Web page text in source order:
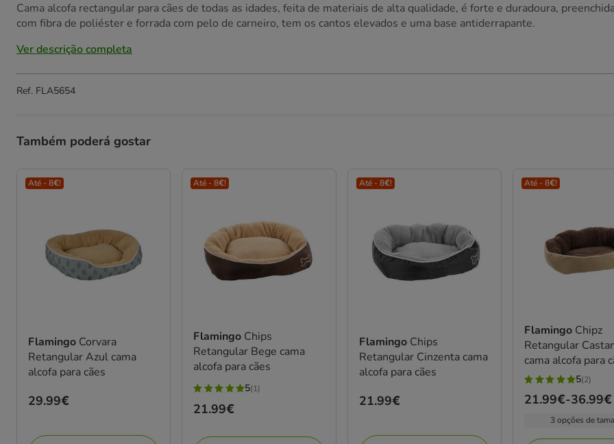
Cama alcofa rectangular para cães de todas as idades, feita de materiais de alta qualidade, é forte e duradoura,
com fibra de poliéster e forrada com pelo de carneiro, tem os cantos elevados e uma base antiderrapante.
Ver descrição completa
Ref. FLA5654
Também poderá gostar
Até - 8€!
Flamingo Corvara
Retangular Azul cama
alcofa para cães
Preço
29.99€
Até - 8€!
Flamingo Chips
Retangular Bege cama
alcofa para cães
5
estrelas
5(1)
Preço
21.99€
Até - 8€!
Flamingo Chips
Retangular Cinzenta cama
alcofa para cães
Preço
21.99€
Até - 8€!
Flamingo Chipz
Retangular
cama alcofa para
5
estrelas
5(2)
Preço
21.99€-36.99€
3 opções de